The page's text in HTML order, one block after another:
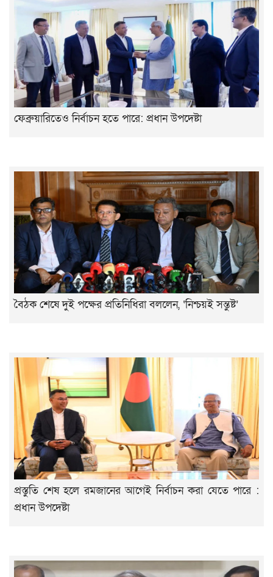
ফেব্রুয়ারিতেও নির্বাচন হতে পারে: প্রধান উপদেষ্টা
বৈঠক শেষে দুই পক্ষের প্রতিনিধিরা বললেন, ‘নিশ্চয়ই সন্তুষ্ট’
প্রস্তুতি শেষ হলে রমজানের আগেই নির্বাচন করা যেতে পারে :
প্রধান উপদেষ্টা